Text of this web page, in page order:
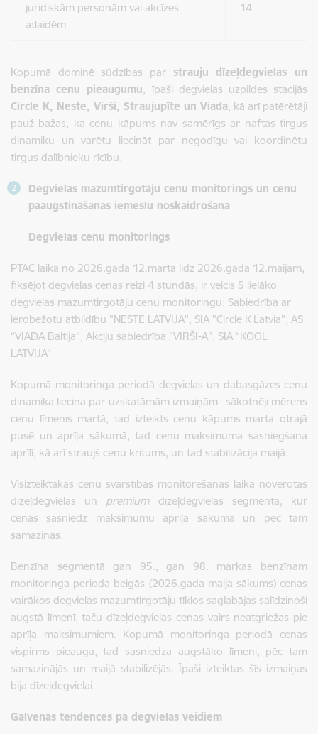
juridiskām personām vai akcīzes
atlaidēm
14
Kopumā dominē sūdzības par strauju dīzeļdegvielas un
benzīna cenu pieaugumu, īpaši degvielas uzpildes stacijās
Circle K, Neste, Virši, Straujupīte un Viada, kā arī patērētāji
pauž bažas, ka cenu kāpums nav samērīgs ar naftas tirgus
dinamiku un varētu liecināt par negodīgu vai koordinētu
tirgus dalībnieku rīcību.
Degvielas mazumtirgotāju cenu monitorings un cenu
paaugstināšanas iemeslu noskaidrošana
Degvielas cenu monitorings
PTAC laikā no 2026.gada 12.marta līdz 2026.gada 12.maijam,
fiksējot degvielas cenas reizi 4 stundās, ir veicis 5 lielāko
degvielas mazumtirgotāju cenu monitoringu: Sabiedrība ar
ierobežotu atbildību "NESTE LATVIJA", SIA "Circle K Latvia", AS
“VIADA Baltija”, Akciju sabiedrība "VIRŠI-A", SIA “KOOL
LATVIJA”
Kopumā monitoringa periodā degvielas un dabasgāzes cenu
dinamika liecina par uzskatāmām izmaiņām– sākotnēji mērens
cenu līmenis martā, tad izteikts cenu kāpums marta otrajā
pusē un aprīļa sākumā, tad cenu maksimuma sasniegšana
aprīlī, kā arī straujš cenu kritums, un tad stabilizācija maijā.
Visizteiktākās cenu svārstības monitorēšanas laikā novērotas
dīzeļdegvielas un premiumdīzeļdegvielas segmentā, kur
cenas sasniedz maksimumu aprīļa sākumā un pēc tam
samazinās.
Benzīna segmentā gan 95., gan 98. markas benzīnam
monitoringa perioda beigās (2026.gada maija sākums) cenas
vairākos degvielas mazumtirgotāju tīklos saglabājas salīdzinoši
augstā līmenī, taču dīzeļdegvielas cenas vairs neatgriežas pie
aprīļa maksimumiem. Kopumā monitoringa periodā cenas
vispirms pieauga, tad sasniedza augstāko līmeni, pēc tam
samazinājās un maijā stabilizējās. Īpaši izteiktas šīs izmaiņas
bija dīzeļdegvielai.
Galvenās tendences pa degvielas veidiem